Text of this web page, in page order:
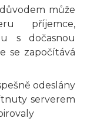
může
příjemce,
s dočasnou
se započítává
odeslány
serverem